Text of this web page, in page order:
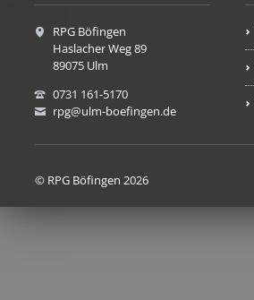
RPG Böfingen
Haslacher Weg 89
89075 Ulm
0731 161-5170
rpg@ulm-boefingen.de
© RPG Böfingen 2026